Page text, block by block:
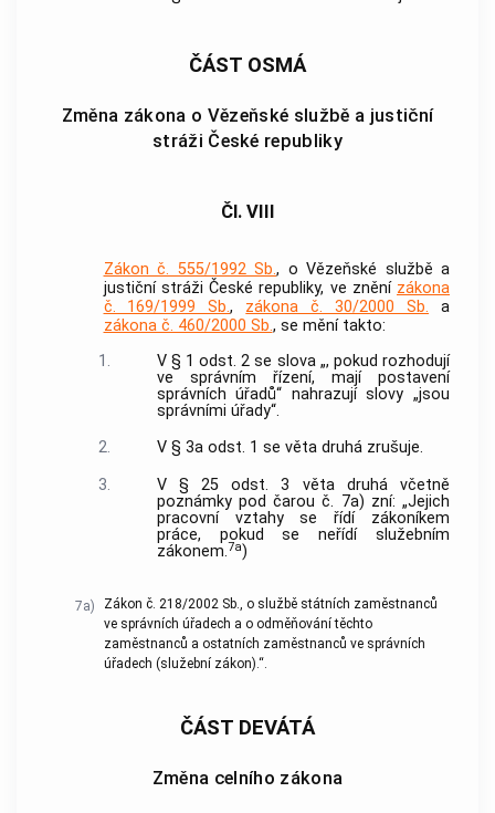
ČÁST OSMÁ
Změna zákona o Vězeňské službě a justiční
stráži České republiky
Čl. VIII
Zákon č. 555/1992 Sb., o Vězeňské službě a
justiční stráži České republiky, ve znění zákona
č. 169/1999 Sb., zákona č. 30/2000 Sb. a
zákona č. 460/2000 Sb., se mění takto:
1.
V § 1 odst. 2 se slova „, pokud rozhodují
ve správním řízení, mají postavení
správních úřadů“ nahrazují slovy „jsou
správními úřady“.
2.
V § 3a odst. 1 se věta druhá zrušuje.
3.
V § 25 odst. 3 věta druhá včetně
poznámky pod čarou č. 7a) zní: „Jejich
pracovní vztahy se řídí zákoníkem
práce, pokud se neřídí služebním
zákonem.7a)
7a)
Zákon č. 218/2002 Sb., o službě státních zaměstnanců
ve správních úřadech a o odměňování těchto
zaměstnanců a ostatních zaměstnanců ve správních
úřadech (služební zákon).“.
ČÁST DEVÁTÁ
Změna celního zákona